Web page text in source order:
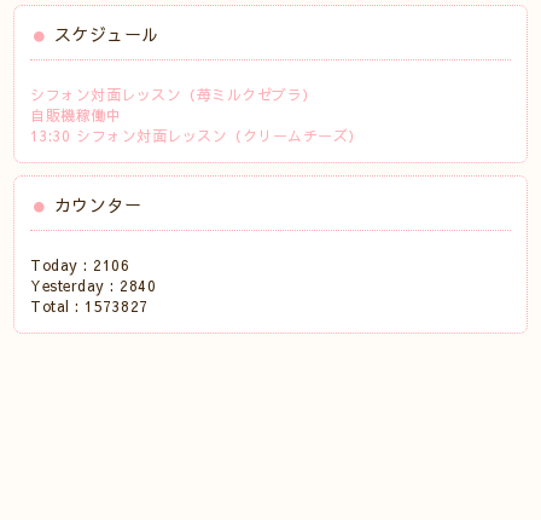
スケジュール
シフォン対面レッスン（苺ミルクゼブラ）
自販機稼働中
13:30 シフォン対面レッスン（クリームチーズ）
カウンター
Today : 2106
Yesterday : 2840
Total : 1573827